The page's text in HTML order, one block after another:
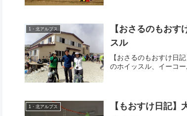
1・北アルプス
【おさるのもお
スル
【おさるのもおすけ日
のホイッスル、イーコ
1・北アルプス 【もおすけ日記